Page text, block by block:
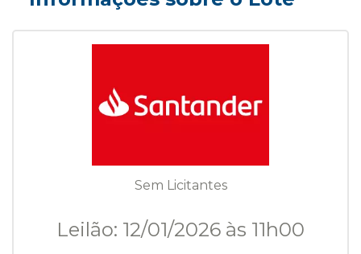
Sem Licitantes
Leilão: 12/01/2026 às 11h00